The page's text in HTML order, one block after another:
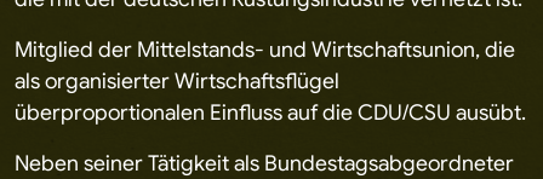
Mitglied der Mittelstands- und Wirtschaftsunion, die
als organisierter Wirtschaftsflügel
überproportionalen Einfluss auf die CDU/CSU ausübt.
Neben seiner Tätigkeit als Bundestagsabgeordneter